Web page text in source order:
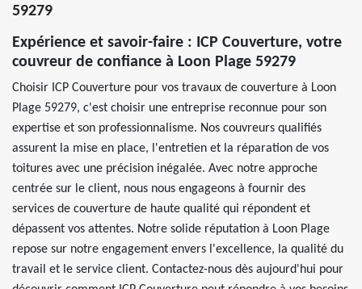
59279
Expérience et savoir-faire : ICP Couverture, votre
couvreur de confiance à Loon Plage 59279
Choisir ICP Couverture pour vos travaux de couverture à Loon
Plage 59279, c'est choisir une entreprise reconnue pour son
expertise et son professionnalisme. Nos couvreurs qualifiés
assurent la mise en place, l'entretien et la réparation de vos
toitures avec une précision inégalée. Avec notre approche
centrée sur le client, nous nous engageons à fournir des
services de couverture de haute qualité qui répondent et
dépassent vos attentes. Notre solide réputation à Loon Plage
repose sur notre engagement envers l'excellence, la qualité du
travail et le service client. Contactez-nous dès aujourd'hui pour